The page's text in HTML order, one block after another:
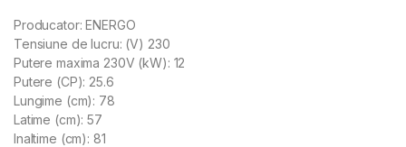
Producator: ENERGO
Tensiune de lucru: (V) 230
Putere maxima 230V (kW): 12
Putere (CP): 25.6
Lungime (cm): 78
Latime (cm): 57
Inaltime (cm): 81